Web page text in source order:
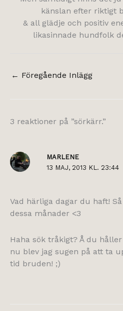
känslan efter riktigt
& all glädje och positiv
likasinnade hundfolk
← Föregående Inlägg
3 reaktioner på ”sörkärr.”
MARLENE
13 MAJ, 2013 KL. 23:44
Vad härliga dagar du haft!
dessa månader <3
Haha sök tråkigt? Å du
nu blev jag sugen på att ta
tid bruden! ;)